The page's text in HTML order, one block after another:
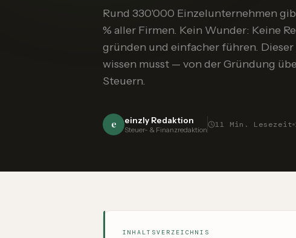
Rund 330'000 Einzelunternehmen
% aller Firmen. Kein Wunder: Keine
gründen und einfacher führen.
wissen musst — von der Gründung
Steuern.
e einzly Redaktion
Steuer- & Finanzredaktion
11 Min. Lesezeit
INHALTSVERZEICHNIS